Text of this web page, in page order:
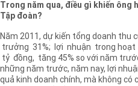
Trong năm qua, điều gì khiến ông
Tập đoàn?
Năm 2011, dự kiến tổng doanh thu
trưởng 31%; lợi nhuận trong
tỷ đồng, tăng 45% so với năm
những năm trước, năm nay, lợi
quả kinh doanh chính, mà không